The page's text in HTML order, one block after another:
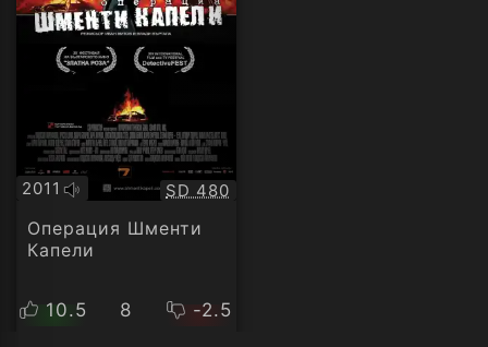
2011
Оригинално
аудио
Качество:
SD 480
Операция Шменти
Капели
10.5 8 -2.5